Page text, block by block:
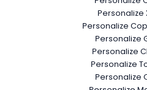
Personalize
Personalize
Personalize
Personalize
Personalize
Personalize